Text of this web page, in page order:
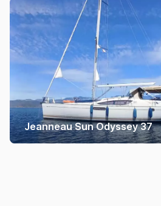
Jeanneau Sun Odyssey 37